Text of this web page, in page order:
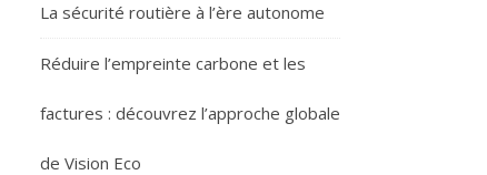
La sécurité routière à l’ère autonome
Réduire l’empreinte carbone et les
factures : découvrez l’approche globale
de Vision Eco